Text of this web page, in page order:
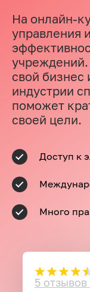
На онлайн-
управления
учреждений.
свой бизнес
индустрии
поможет
своей цели.
Доступ к
Много
5